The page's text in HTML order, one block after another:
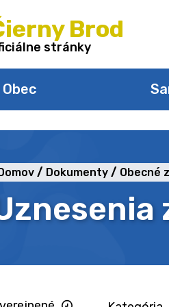
Brod
stránky
Obec
Dokumenty Obecné